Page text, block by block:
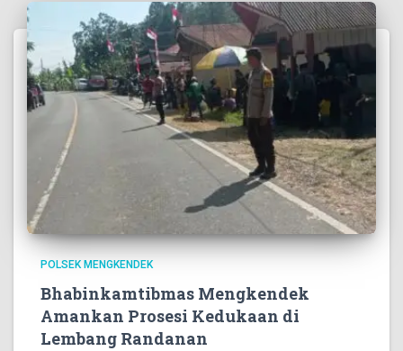
POLSEK MENGKENDEK
Bhabinkamtibmas Mengkendek
Amankan Prosesi Kedukaan di
Lembang Randanan